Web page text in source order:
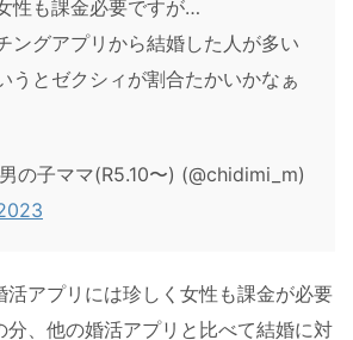
性も課金必要ですが…
ングアプリから結婚した人が多い
うとゼクシィが割合たかいかなぁ
の子ママ(R5.10〜) (@chidimi_m)
活アプリには珍しく女性も課金が必要
分、他の婚活アプリと比べて結婚に対